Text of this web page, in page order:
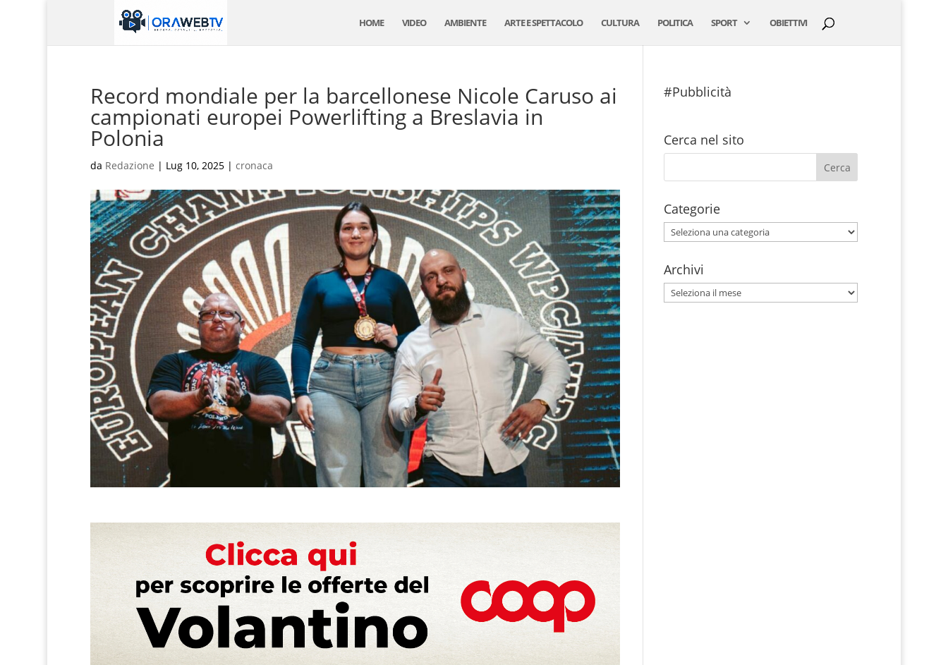
HOME VIDEO AMBIENTE ARTE E SPETTACOLO CULTURA POLITICA SPORT OBIETTIVI
Record mondiale per la barcellonese Nicole Caruso ai
campionati europei Powerlifting a Breslavia in
Polonia
da Redazione | Lug 10, 2025| cronaca
#Pubblicità
Cerca nel sito
Categorie
Categorie
Archivi
Archivi